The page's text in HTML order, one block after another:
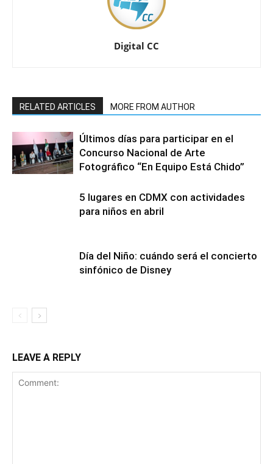
Digital CC
RELATED ARTICLES MORE FROM AUTHOR
Últimos días para participar en el
Concurso Nacional de Arte
Fotográfico “En Equipo Está Chido”
5 lugares en CDMX con actividades
para niños en abril
Día del Niño: cuándo será el concierto
sinfónico de Disney
LEAVE A REPLY